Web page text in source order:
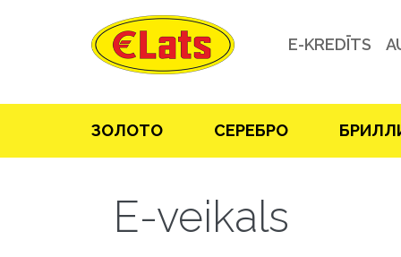
E-KREDĪTS
ЗOЛOТO СЕРЕБРO
E-veikals